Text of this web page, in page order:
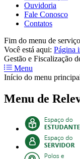
Ouvidoria
Fale Conosco
Contatos
Fim do menu de
Você está aqui: Página
Gestão e Fiscalização
Menu
Início do menu
Menu de